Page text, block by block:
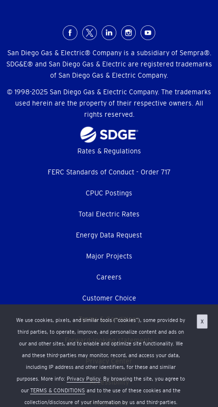
Menu
San Diego Gas & Electric® Company is a subsidiary of Sempra®.
SDG&E® and San Diego Gas & Electric are registered trademarks
of San Diego Gas & Electric Company.
© 1998-2025 San Diego Gas & Electric Company. The trademarks
used herein are the property of their respective owners. All
rights reserved.
We use cookies, pixels, and similar tools (“cookies”), some provided by
third parties, to operate, improve, and personalize content and ads on
our and other sites, and to enable and optimize site functionality. We
and these third-parties may monitor, record, and access your data,
including IP address and other identifiers, for these and similar
purposes. More info: Privacy Policy. By browsing the site, you agree to
our TERMS & CONDITIONS and to the use of these cookies and the
collection/disclosure of your information by us and third-parties.
X
Rates & Regulations
FERC Standards of Conduct - Order 717
CPUC Postings
Total Electric Rates
Energy Data Request
Major Projects
Careers
Customer Choice
Terms & Conditions
Forward-looking statements
Privacy Center
Accessibility
Press Room